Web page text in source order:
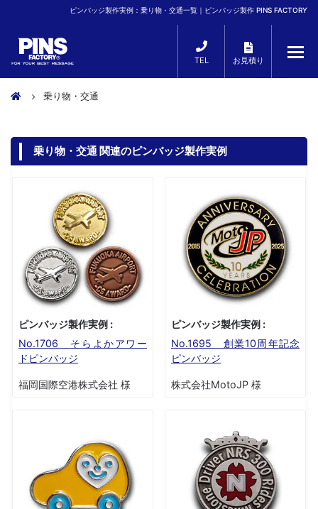
ピンバッジ製作実例：乗り物・交通一覧｜ピンバッジ製作 PINS FACTORY
TEL お見積り
乗り物・交通
乗り物・交通 関連のピンバッジ製作実例
ピンバッジ製作実例 :
No.1706 そらよかアワー
ドピンバッジ
福岡国際空港株式会社 様
ピンバッジ製作実例 :
No.1695 創業10周年記念
ピンバッジ
株式会社MotoJP 様